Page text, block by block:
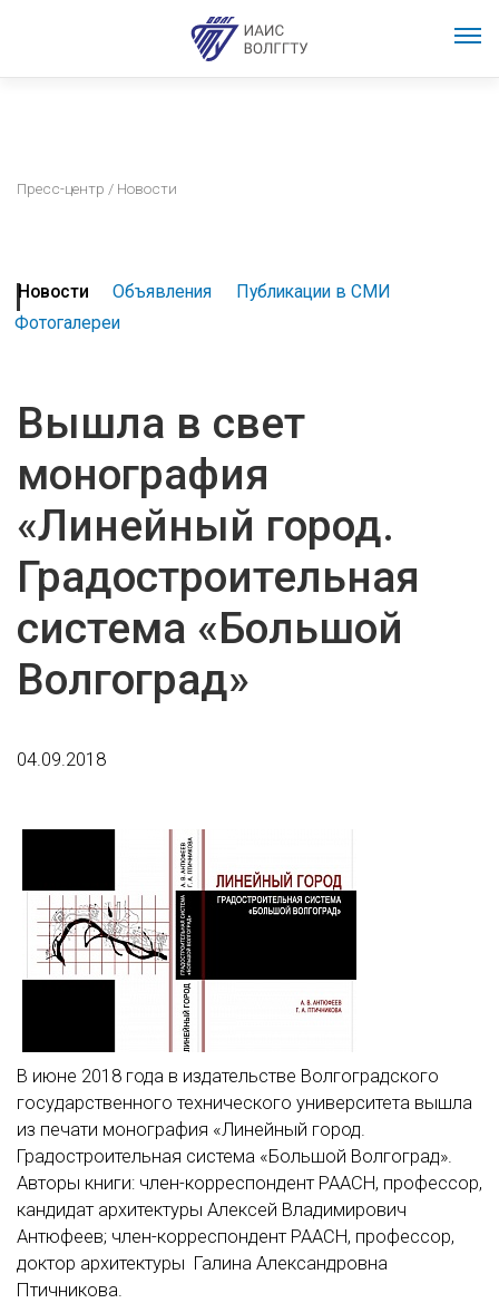
Пресс-центр / Новости
Новости Объявления
Публикации в СМИ
Фотогалереи
Вышла в свет
монография
«Линейный город.
Градостроительная
система «Большой
Волгоград»
04.09.2018
В июне 2018 года в издательстве Волгоградского
государственного технического университета вышла
из печати монография «Линейный город.
Градостроительная система «Большой Волгоград».
Авторы книги: член-корреспондент РААСН, профессор,
кандидат архитектуры Алексей Владимирович
Антюфеев; член-корреспондент РААСН, профессор,
доктор архитектуры Галина Александровна
Птичникова.